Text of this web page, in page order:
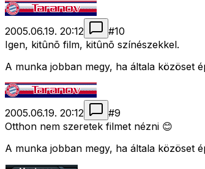
2005.06.19. 20:12 #10
Igen, kitûnõ film, kitûnõ színészekkel.
A munka jobban megy, ha általa közöset
2005.06.19. 20:12 #9
Otthon nem szeretek filmet nézni 😊
A munka jobban megy, ha általa közöset